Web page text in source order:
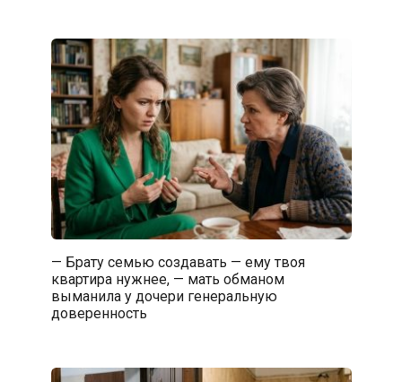
— Брату семью создавать — ему твоя
квартира нужнее, — мать обманом
выманила у дочери генеральную
доверенность